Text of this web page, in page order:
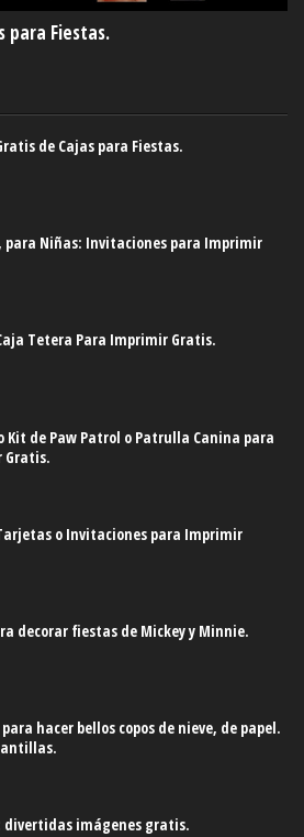
para Fiestas.
de Cajas para Fiestas.
para Niñas: Invitaciones para Imprimir
Tetera Para Imprimir Gratis.
Kit de Paw Patrol o Patrulla Canina para
Gratis.
o Invitaciones para Imprimir
decorar fiestas de Mickey y Minnie.
hacer bellos copos de nieve, de papel.
divertidas imágenes gratis.